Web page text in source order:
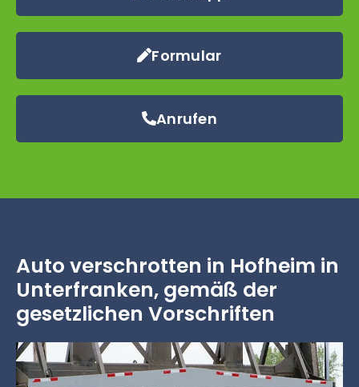
Formular
Anrufen
Auto verschrotten in Hofheim in
Unterfranken, gemäß der
gesetzlichen Vorschriften